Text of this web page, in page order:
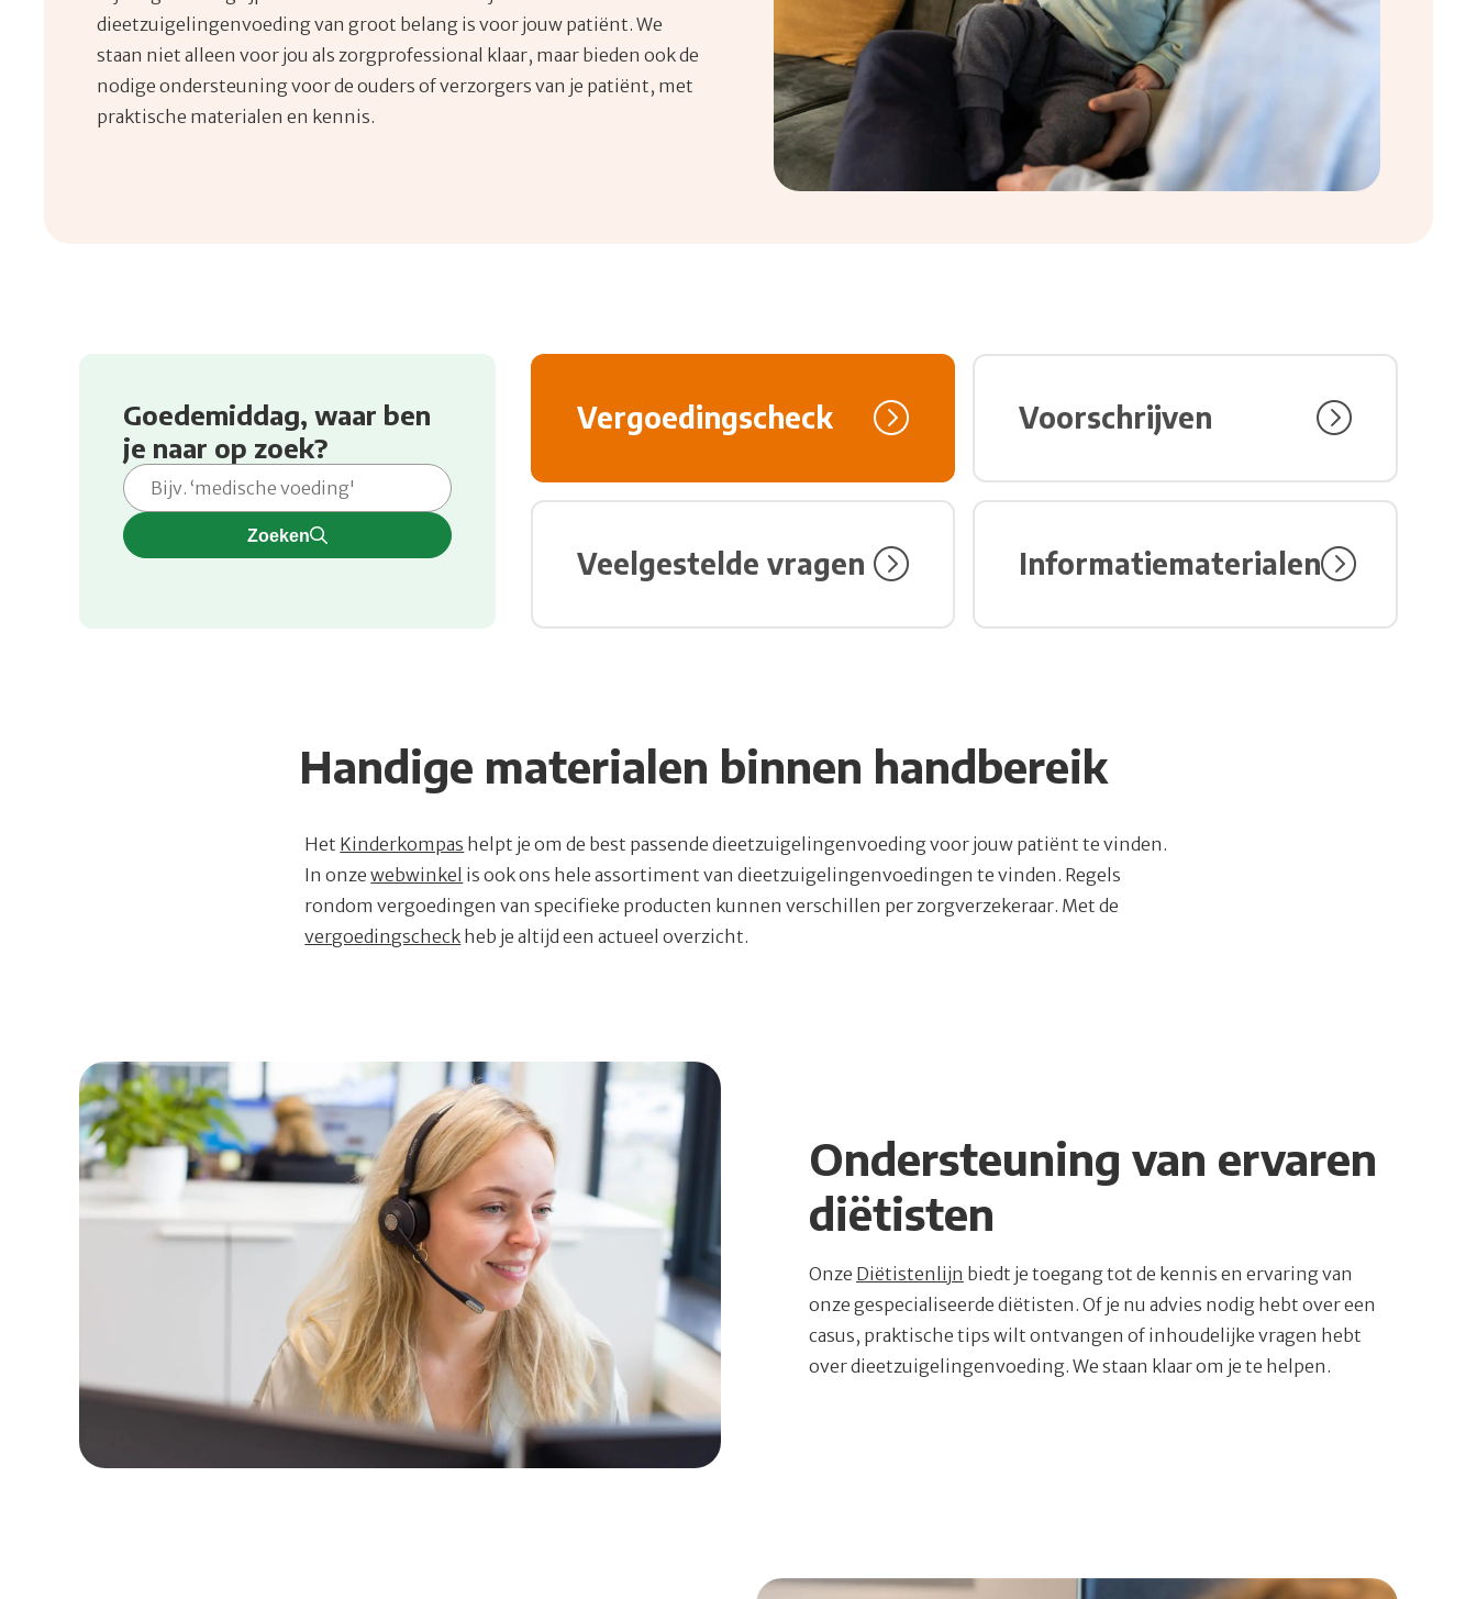
dieetzuigelingenvoeding van groot belang is voor jouw patiënt. We
staan niet alleen voor jou als zorgprofessional klaar, maar bieden ook de
nodige ondersteuning voor de ouders of verzorgers van je patiënt, met
praktische materialen en kennis.
Goedemiddag, waar ben
je naar op zoek?
Zoeken
Vergoedingscheck Voorschrijven
Veelgestelde vragen Informatiematerialen
Handige materialen binnen handbereik
Het Kinderkompas helpt je om de best passende dieetzuigelingenvoeding voor jouw patiënt te vinden.
In onzewebwinkel is ook ons hele assortiment van dieetzuigelingenvoedingen te vinden. Regels
rondom vergoedingen van specifieke producten kunnen verschillen per zorgverzekeraar. Met de
vergoedingscheck heb je altijd een actueel overzicht.
Ondersteuning van ervaren
diëtisten
Onze Diëtistenlijn biedt je toegang tot de kennis en ervaring van
onze gespecialiseerde diëtisten. Of je nu advies nodig hebt over een
casus, praktische tips wilt ontvangen of inhoudelijke vragen hebt
over dieetzuigelingenvoeding. We staan klaar om je te helpen.